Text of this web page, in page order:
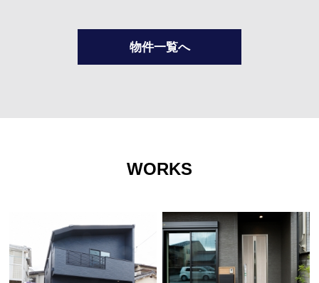
物件一覧へ
WORKS